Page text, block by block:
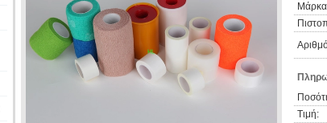
Τιμή: